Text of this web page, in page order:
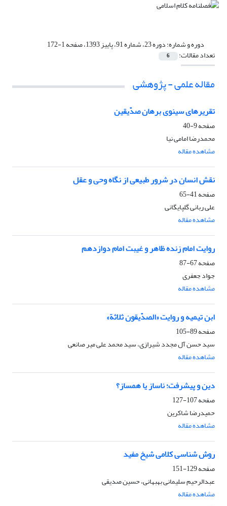
دوره و شماره:دوره 23، شماره 91، پاییز 1393، صفحه 1-172
تعداد مقالات: 6
مقاله علمی - پژوهشی
تقریرهای سینوی برهان صدّیقین
صفحه9-40
محمدرضا امامی نیا
مشاهده مقاله
نقش انسان در شرور طبیعی از نگاه وحی و عقل
صفحه41-65
علی ربانی گلپایگانی
مشاهده مقاله
روایت امام زنده ظاهر و غیبت امام دوازدهم
صفحه67-87
جواد جعفری
مشاهده مقاله
ابن تیمیه و روایت «الصدّیقون ثلاثة»
صفحه89-105
سید حسن آل مجدد شیرازی، سید محمد علی میر صانعی
مشاهده مقاله
دین و پیشرفت؛ ناساز یا همساز؟
صفحه107-127
حمیدرضا شاکرین
مشاهده مقاله
روش ‎شناسی کلامی شیخ مفید
صفحه129-151
عبدالرحیم سلیمانی بهبهانی، حسین صدیقی
مشاهده مقاله